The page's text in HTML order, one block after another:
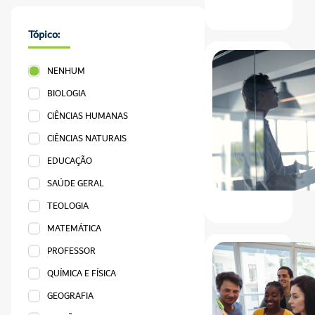
Tópico:
NENHUM
BIOLOGIA
CIÊNCIAS HUMANAS
CIÊNCIAS NATURAIS
EDUCAÇÃO
SAÚDE GERAL
TEOLOGIA
MATEMÁTICA
PROFESSOR
QUÍMICA E FÍSICA
GEOGRAFIA